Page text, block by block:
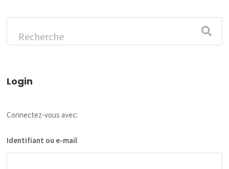
Login
Connectez-vous avec:
Identifiant ou e-mail